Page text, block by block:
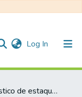
Log In (current)
Cálculo elástico de estaqueamentos